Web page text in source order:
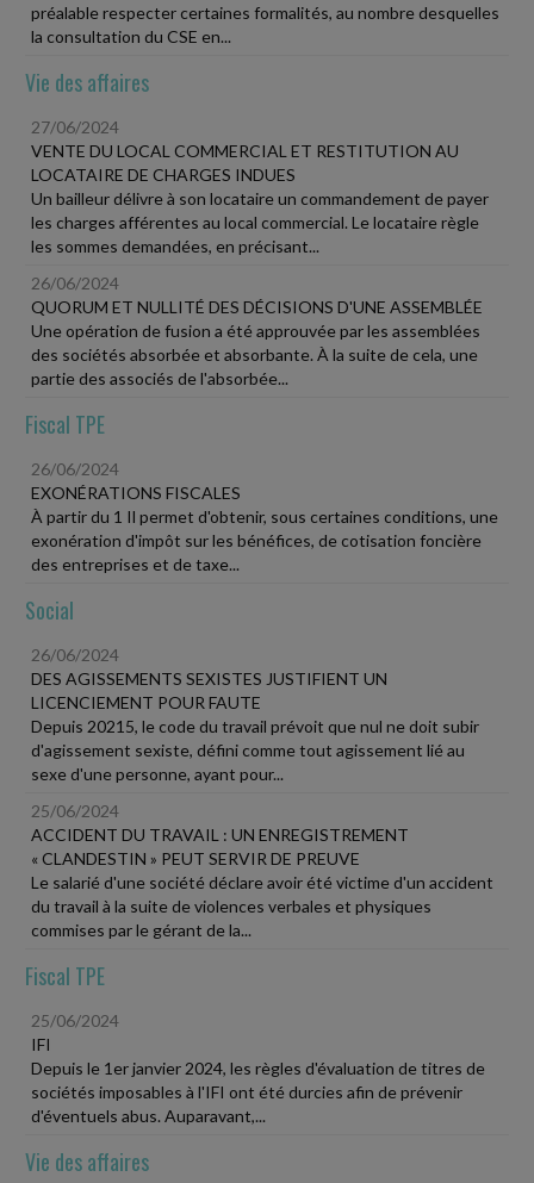
préalable respecter certaines formalités, au nombre desquelles
la consultation du CSE en...
Vie des affaires
27/06/2024
VENTE DU LOCAL COMMERCIAL ET RESTITUTION AU
LOCATAIRE DE CHARGES INDUES
Un bailleur délivre à son locataire un commandement de payer
les charges afférentes au local commercial. Le locataire règle
les sommes demandées, en précisant...
26/06/2024
QUORUM ET NULLITÉ DES DÉCISIONS D'UNE ASSEMBLÉE
Une opération de fusion a été approuvée par les assemblées
des sociétés absorbée et absorbante. À la suite de cela, une
partie des associés de l'absorbée...
Fiscal TPE
26/06/2024
EXONÉRATIONS FISCALES
À partir du 1 Il permet d'obtenir, sous certaines conditions, une
exonération d'impôt sur les bénéfices, de cotisation foncière
des entreprises et de taxe...
Social
26/06/2024
DES AGISSEMENTS SEXISTES JUSTIFIENT UN
LICENCIEMENT POUR FAUTE
Depuis 20215, le code du travail prévoit que nul ne doit subir
d'agissement sexiste, défini comme tout agissement lié au
sexe d'une personne, ayant pour...
25/06/2024
ACCIDENT DU TRAVAIL : UN ENREGISTREMENT
« CLANDESTIN » PEUT SERVIR DE PREUVE
Le salarié d'une société déclare avoir été victime d'un accident
du travail à la suite de violences verbales et physiques
commises par le gérant de la...
Fiscal TPE
25/06/2024
IFI
Depuis le 1er janvier 2024, les règles d'évaluation de titres de
sociétés imposables à l'IFI ont été durcies afin de prévenir
d'éventuels abus. Auparavant,...
Vie des affaires